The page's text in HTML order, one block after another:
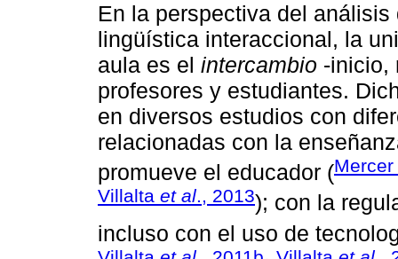
En la perspectiva del
lingüística interaccional, la
aula es el intercambio -inicio,
profesores y estudiantes.
en diversos estudios con
relacionadas con la
promueve el educador (
Villalta et al., 2013); con la
incluso con el uso de